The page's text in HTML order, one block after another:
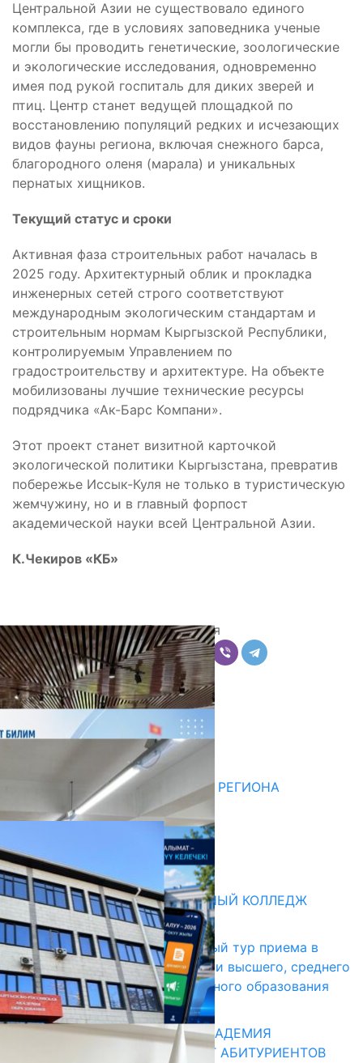
Центральной Азии не существовало единого
комплекса, где в условиях заповедника ученые
могли бы проводить генетические, зоологические
и экологические исследования, одновременно
имея под рукой госпиталь для диких зверей и
птиц. Центр станет ведущей площадкой по
восстановлению популяций редких и исчезающих
видов фауны региона, включая снежного барса,
благородного оленя (марала) и уникальных
пернатых хищников.
Текущий статус и сроки
Активная фаза строительных работ началась в
2025 году. Архитектурный облик и прокладка
инженерных сетей строго соответствуют
международным экологическим стандартам и
строительным нормам Кыргызской Республики,
контролируемым Управлением по
градостроительству и архитектуре. На объекте
мобилизованы лучшие технические ресурсы
подрядчика «Ак-Барс Компани».
Этот проект станет визитной карточкой
экологической политики Кыргызстана, превратив
побережье Иссык-Куля не только в туристическую
жемчужину, но и в главный форпост
академической науки всей Центральной Азии.
К.Чекиров «КБ»
Поделиться
Комментарии
Последние новости
ДЛЯ МЕТОДИСТОВ ЮЖНОГО РЕГИОНА
НАЧАЛОСЬ ОБУЧЕНИЕ
05.08.2026
31.07.2026
Абитуриент
БИШКЕКСКИЙ УНИВЕРСАЛЬНЫЙ КОЛЛЕДЖ
17.07.2026
В Кыргызстане начался первый тур приема в
образовательные организации высшего, среднего
и начального профессионального образования
13.07.2026
КЫРГЫЗКО-РОССИЙСКАЯ АКАДЕМИЯ
ОБРАЗОВАНИЯ ПРИГЛАШАЕТ АБИТУРИЕНТОВ